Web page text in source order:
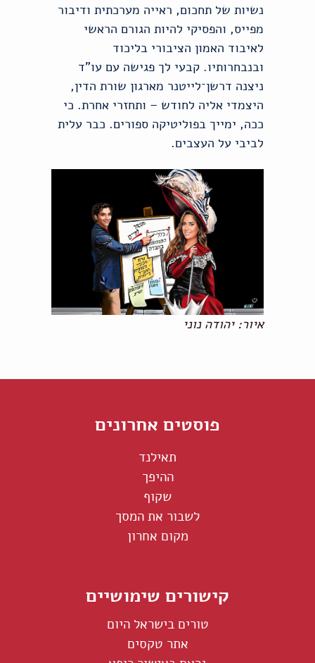
נשיות של תחכום, ראייה מערכתית ודיבור
מפייס, והפסיקי להיות הגורם הראשי
לאיבוד האמון הציבורי בליכוד
ובנבחרותיו. קבעי לך פגישה עם עו"ד
ניצנה דרשן־לייטנר מארגון שורת הדין,
היצמדי אליה לחודש – ותחזרי אחרת. כי
ככה, ימייך בפוליטיקה ספורים. כבר עלית
לביבי על העצבים.
איור: יהודה נוני
פוסטים אחרונים
תאילנד
ההיפך
שקוף
לשבור את המסך
מקום אחרון
קישורים שימושיים
טורים בישראל היום
אתר טקסים